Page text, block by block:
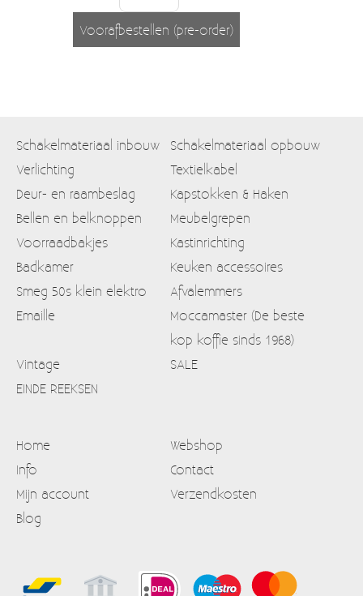
Schakelmateriaal inbouw
Schakelmateriaal opbouw
Verlichting
Textielkabel
Deur- en raambeslag
Kapstokken & Haken
Bellen en belknoppen
Meubelgrepen
Voorraadbakjes
Kastinrichting
Badkamer
Keuken accessoires
Smeg 50s klein elektro
Afvalemmers
Emaille
Moccamaster (De beste
kop koffie sinds 1968)
Vintage
SALE
EINDE REEKSEN
Home
Webshop
Info
Contact
Mijn account
Verzendkosten
Blog